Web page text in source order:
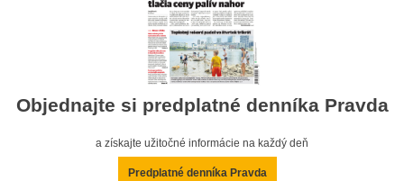
Objednajte si predplatné denníka Pravda
a získajte užitočné informácie na každý deň
Predplatné denníka Pravda